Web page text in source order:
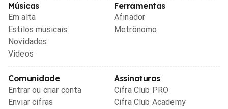
Músicas
Em alta
Estilos musicais
Novidades
Videos
Ferramentas
Afinador
Metrônomo
Comunidade
Entrar ou criar conta
Enviar cifras
Assinaturas
Cifra Club PRO
Cifra Club Academy